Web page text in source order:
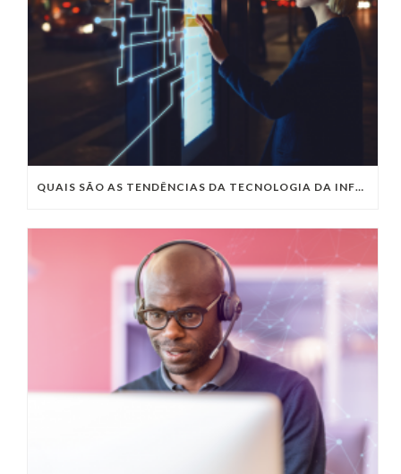
QUAIS SÃO AS TENDÊNCIAS DA TECNOLOGIA DA INFORMAÇÃO PARA 2023?